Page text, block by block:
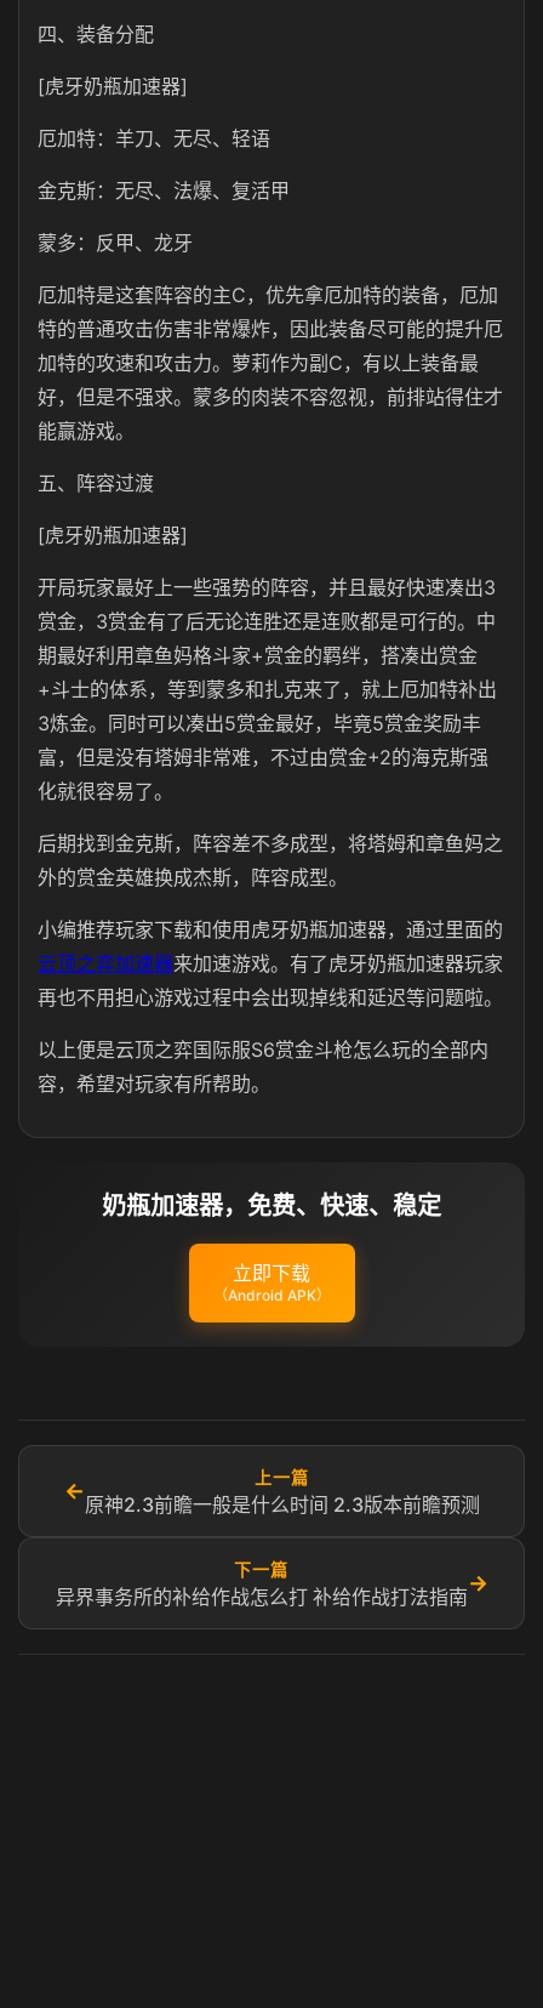
四、装备分配
[虎牙奶瓶加速器]
厄加特：羊刀、无尽、轻语
金克斯：无尽、法爆、复活甲
蒙多：反甲、龙牙
厄加特是这套阵容的主C，优先拿厄加特的装备，厄加
特的普通攻击伤害非常爆炸，因此装备尽可能的提升厄
加特的攻速和攻击力。萝莉作为副C，有以上装备最
好，但是不强求。蒙多的肉装不容忽视，前排站得住才
能赢游戏。
五、阵容过渡
[虎牙奶瓶加速器]
开局玩家最好上一些强势的阵容，并且最好快速凑出3
赏金，3赏金有了后无论连胜还是连败都是可行的。中
期最好利用章鱼妈格斗家+赏金的羁绊，搭凑出赏金
+斗士的体系，等到蒙多和扎克来了，就上厄加特补出
3炼金。同时可以凑出5赏金最好，毕竟5赏金奖励丰
富，但是没有塔姆非常难，不过由赏金+2的海克斯强
化就很容易了。
后期找到金克斯，阵容差不多成型，将塔姆和章鱼妈之
外的赏金英雄换成杰斯，阵容成型。
小编推荐玩家下载和使用虎牙奶瓶加速器，通过里面的
云顶之弈加速器来加速游戏。有了虎牙奶瓶加速器玩家
再也不用担心游戏过程中会出现掉线和延迟等问题啦。
以上便是云顶之弈国际服S6赏金斗枪怎么玩的全部内
容，希望对玩家有所帮助。
奶瓶加速器，免费、快速、稳定
立即下载
（Android APK）
←
上一篇
原神2.3前瞻一般是什么时间 2.3版本前瞻预测
下一篇
异界事务所的补给作战怎么打 补给作战打法指南
→